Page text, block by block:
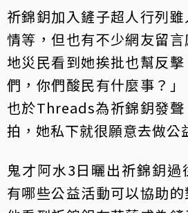
祈錦鈅加入鏟子超人行列
情等，但也有不少網友留
地災民看到她挨批也幫反
們，你們酸民有什麼事？」
也於Threads為祈錦鈅發
拍，她私下就很願意去做公
鬼才阿水3日曬出祈錦鈅過
有哪些公益活動可以協助